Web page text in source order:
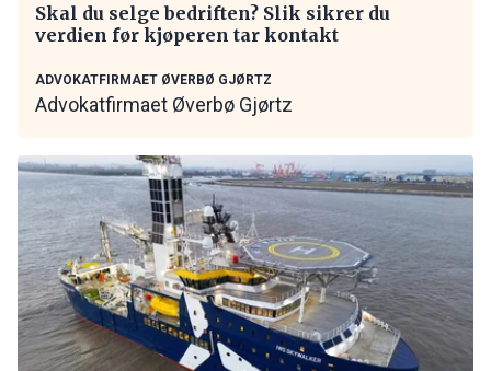
Skal du selge bedriften? Slik sikrer du
verdien før kjøperen tar kontakt
ADVOKATFIRMAET ØVERBØ GJØRTZ
Advokatfirmaet Øverbø Gjørtz